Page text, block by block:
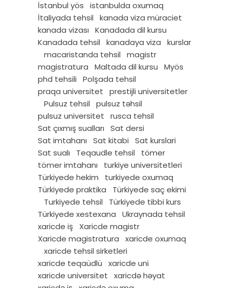
İstanbul yös
istanbulda oxumaq
İtaliyada tehsil
kanada viza müraciet
kanada vizası
Kanadada dil kursu
Kanadada tehsil
kanadaya viza
kurslar
macaristanda tehsil
magistr
magistratura
Maltada dil kursu
Myös
phd tehsili
Polşada tehsil
praqa universitet
prestijli universitetler
Pulsuz tehsil
pulsuz təhsil
pulsuz universitet
rusca tehsil
Sat çıxmış sualları
Sat dersi
Sat imtahanı
Sat kitabi
Sat kurslari
Sat sualı
Teqaudle tehsil
tömer
tömer imtahanı
turkiye universitetleri
Türkiyede hekim
turkiyede oxumaq
Türkiyede praktika
Türkiyede saç ekimi
Turkiyede tehsil
Türkiyede tibbi kurs
Türkiyede xestexana
Ukraynada tehsil
xaricde iş
Xaricde magistr
Xaricde magistratura
xaricde oxumaq
xaricde tehsil sirketleri
xaricde teqaüdlü
xaricde uni
xaricde universitet
xaricdə həyat